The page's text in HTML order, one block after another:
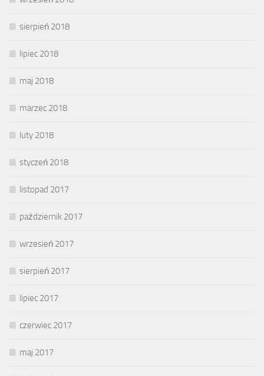
sierpień 2018
lipiec 2018
maj 2018
marzec 2018
luty 2018
styczeń 2018
listopad 2017
październik 2017
wrzesień 2017
sierpień 2017
lipiec 2017
czerwiec 2017
maj 2017